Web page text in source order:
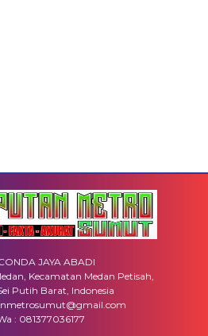
JAYA ABADI
Kecamatan Medan Petisah,
Putih Barat, Indonesia
: 081377036177